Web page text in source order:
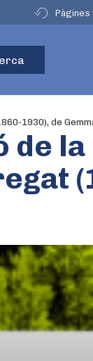
Pàgines
1930), de
de